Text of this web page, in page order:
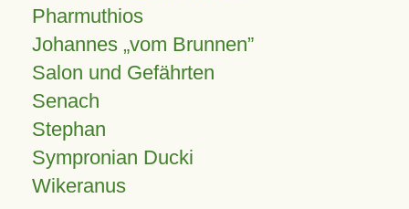
Pharmuthios
Johannes vom Brunnen
Salon und Gefährten
Senach
Stephan
Sympronian Ducki
Wikeranus